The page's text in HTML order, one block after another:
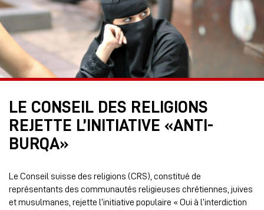
LE CONSEIL DES RELIGIONS
REJETTE L’INITIATIVE «ANTI-
BURQA»
Le Conseil suisse des religions (CRS), constitué de
représentants des communautés religieuses chrétiennes, juives
et musulmanes, rejette l’initiative populaire « Oui à l’interdiction